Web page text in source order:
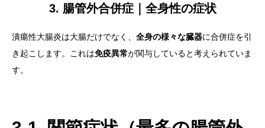
3. 腸管外合併症｜全身性の症状
潰瘍性大腸炎は大腸だけでなく、 全身の様々な臓器に合併症を引
き起こします。これは免疫異常が関与していると考えられていま
す。